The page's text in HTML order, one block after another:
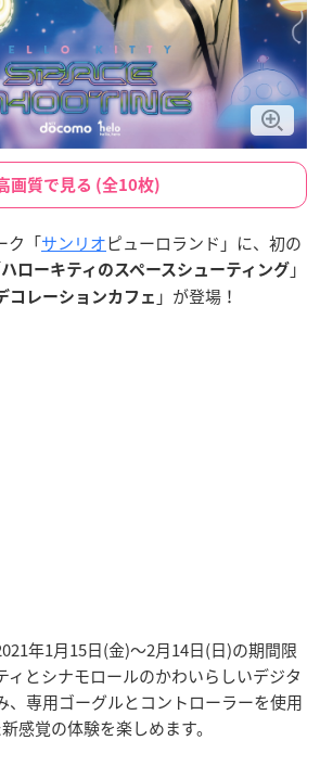
画質で見る (全10枚)
ク「サンリオピューロランド」に、初の
ハローキティのスペースシューティング 」
コレーションカフェ 」が登場！
年1月15日(金)〜2月14日(日)の期間限
ィとシナモロールのかわいらしいデジタ
、専用ゴーグルとコントローラーを使用
感覚の体験を楽しめます。